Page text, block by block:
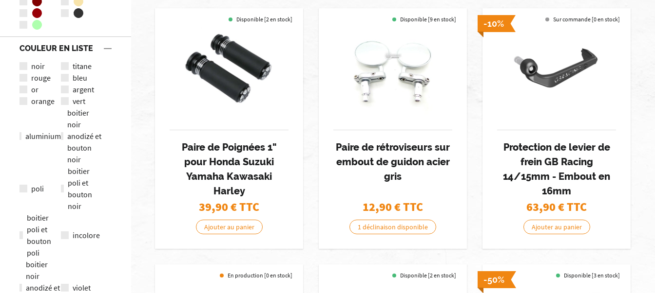
COULEUR EN LISTE
noir
titane
rouge
bleu
or
argent
orange
vert
aluminium
boitier
noir
anodizé et
bouton
noir
poli
boitier
poli et
bouton
noir
boitier
poli et
bouton
poli
incolore
boitier
noir
anodizé et
violet
Disponible [2 en stock]
Paire de Poignées 1"
pour Honda Suzuki
Yamaha Kawasaki
Harley
39,90€ TTC
Ajouter au panier
Disponible [9 en stock]
Paire de rétroviseurs sur
embout de guidon acier
gris
12,90€ TTC
1 déclinaison disponible
-10% Sur commande [0 en stock]
Protection de levier de
frein GB Racing
14/15mm - Embout en
16mm
63,90€ TTC
Ajouter au panier
En production [0 en stock] Disponible [2 en stock] -50% Disponible [3 en stock]